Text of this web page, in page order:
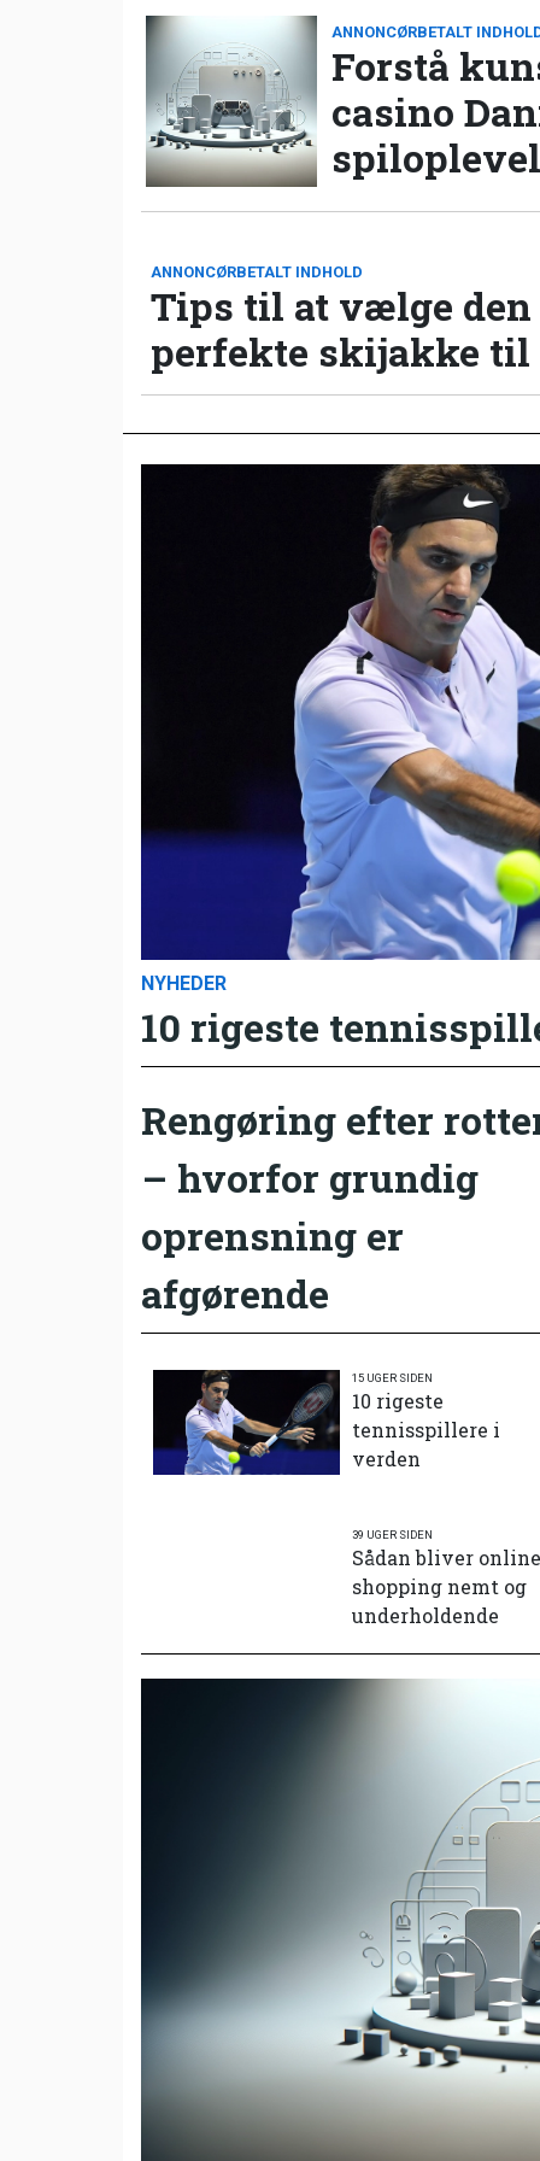
ANNONCØRBETALT
Forstå
casino
ANNONCØRBETALT INDHOLD
Tips til at vælge den
perfekte skijakke til
NYHEDER
10 rigeste
Rengøring efter
– hvorfor grundig
oprensning er
afgørende
15 UGER SIDEN
10 rigeste
tennisspillere i
verden
39 UGER SIDEN
Sådan bliver online
shopping nemt og
underholdende